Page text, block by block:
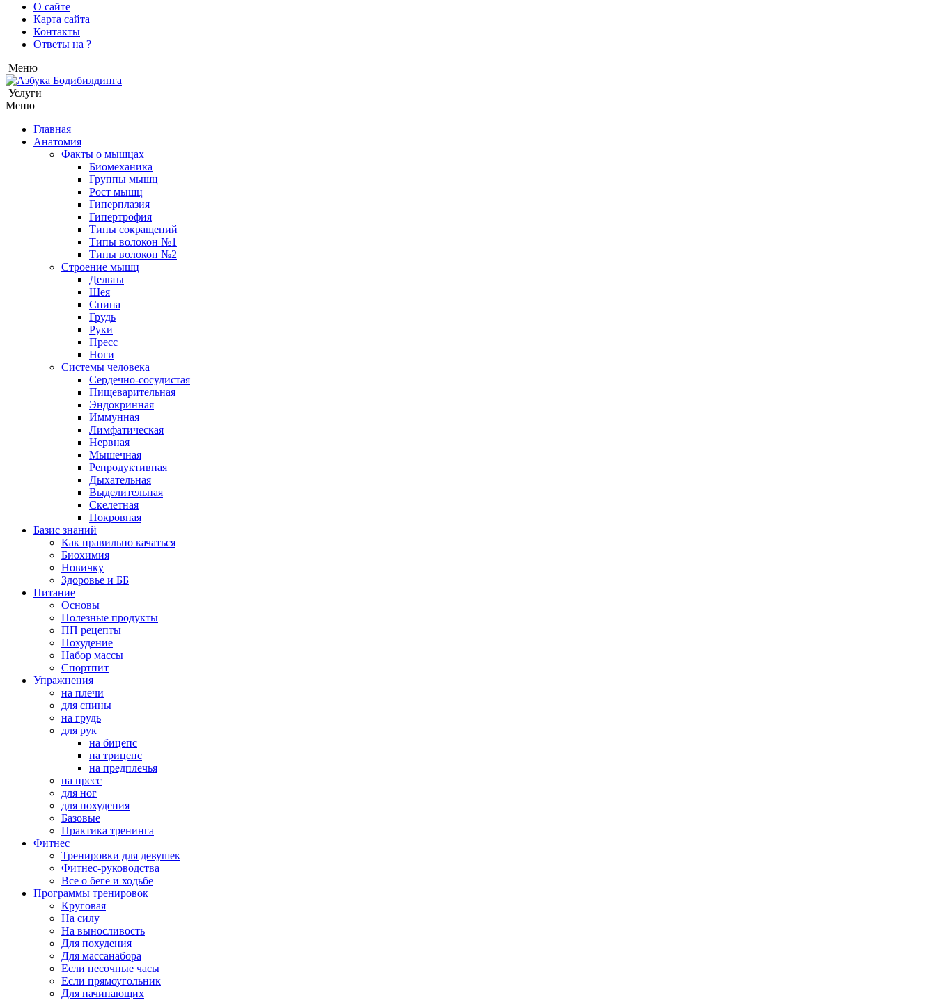
О сайте
Карта сайта
Контакты
Ответы на ?
Меню
Услуги
Меню
Главная
Анатомия
Факты о мышцах
Биомеханика
Группы мышц
Рост мышц
Гиперплазия
Гипертрофия
Типы сокращений
Типы волокон №1
Типы волокон №2
Строение мышц
Дельты
Шея
Спина
Грудь
Руки
Пресс
Ноги
Системы человека
Сердечно-сосудистая
Пищеварительная
Эндокринная
Иммунная
Лимфатическая
Нервная
Мышечная
Репродуктивная
Дыхательная
Выделительная
Скелетная
Покровная
Базис знаний
Как правильно качаться
Биохимия
Новичку
Здоровье и ББ
Питание
Основы
Полезные продукты
ПП рецепты
Похудение
Набор массы
Спортпит
Упражнения
на плечи
для спины
на грудь
для рук
на бицепс
на трицепс
на предплечья
на пресс
для ног
для похудения
Базовые
Практика тренинга
Фитнес
Тренировки для девушек
Фитнес-руководства
Все о беге и ходьбе
Программы тренировок
Круговая
На силу
На выносливость
Для похудения
Для массанабора
Если песочные часы
Если прямоугольник
Для начинающих